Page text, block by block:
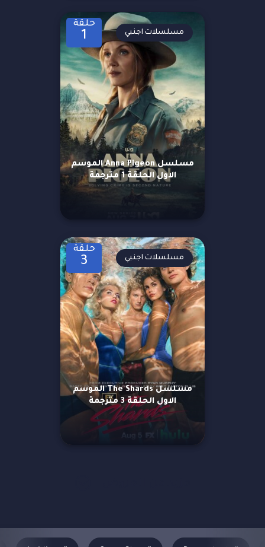
حلقة
1
مسلسل Anna Pigeon الموسم
الاول الحلقة 1 مترجمة
مسلسلات اجنبي
حلقة
3
مسلسل The Shards الموسم
الاول الحلقة 3 مترجمة
مسلسلات اجنبي